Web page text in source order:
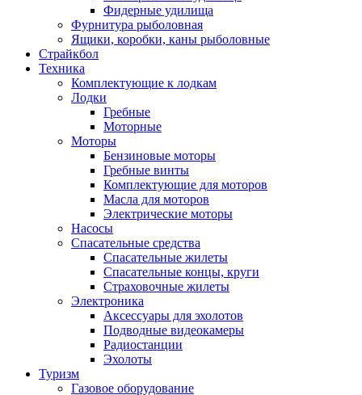
Фидерные удилища
Фурнитура рыболовная
Ящики, коробки, каны рыболовные
Страйкбол
Техника
Комплектующие к лодкам
Лодки
Гребные
Моторные
Моторы
Бензиновые моторы
Гребные винты
Комплектующие для моторов
Масла для моторов
Электрические моторы
Насосы
Спасательные средства
Спасательные жилеты
Спасательные концы, круги
Страховочные жилеты
Электроника
Аксессуары для эхолотов
Подводные видеокамеры
Радиостанции
Эхолоты
Туризм
Газовое оборудование